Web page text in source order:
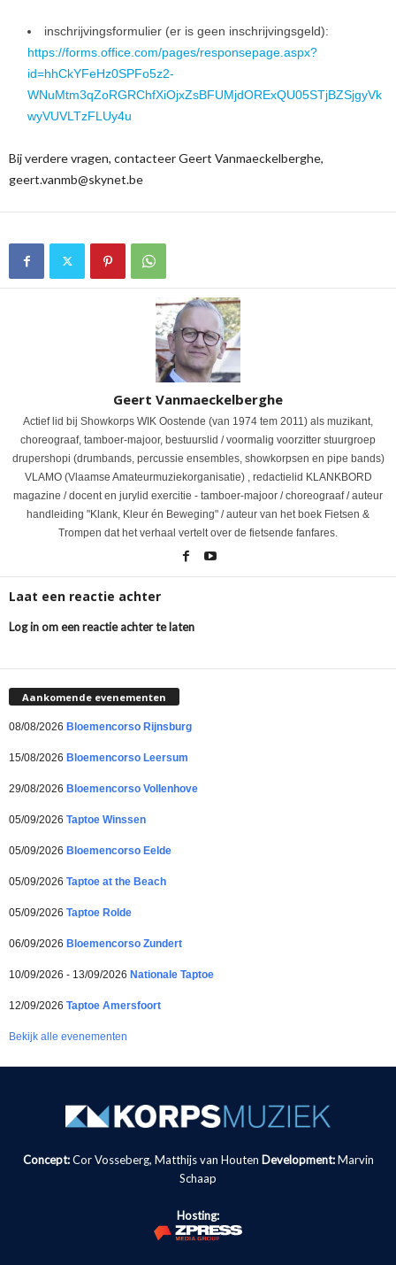
inschrijvingsformulier (er is geen inschrijvingsgeld):
https://forms.office.com/pages/responsepage.aspx?
id=hhCkYFeHz0SPFo5z2-
WNuMtm3qZoRGRChfXiOjxZsBFUMjdORExQU05STjBZSjgyVk
wyVUVLTzFLUy4u
Bij verdere vragen, contacteer Geert Vanmaeckelberghe,
geert.vanmb@skynet.be
Geert Vanmaeckelberghe
Actief lid bij Showkorps WIK Oostende (van 1974 tem 2011) als muzikant,
choreograaf, tamboer-majoor, bestuurslid / voormalig voorzitter stuurgroep
drupershopi (drumbands, percussie ensembles, showkorpsen en pipe bands)
VLAMO (Vlaamse Amateurmuziekorganisatie) , redactielid KLANKBORD
magazine / docent en jurylid exercitie - tamboer-majoor / choreograaf / auteur
handleiding "Klank, Kleur én Beweging" / auteur van het boek Fietsen &
Trompen dat het verhaal vertelt over de fietsende fanfares.
Laat een reactie achter
Log in om een reactie achter te laten
Aankomende evenementen
08/08/2026 Bloemencorso Rijnsburg
15/08/2026 Bloemencorso Leersum
29/08/2026 Bloemencorso Vollenhove
05/09/2026 Taptoe Winssen
05/09/2026 Bloemencorso Eelde
05/09/2026 Taptoe at the Beach
05/09/2026 Taptoe Rolde
06/09/2026 Bloemencorso Zundert
10/09/2026 - 13/09/2026 Nationale Taptoe
12/09/2026 Taptoe Amersfoort
Bekijk alle evenementen
Concept:Cor Vosseberg, Matthijs van Houten Development: Marvin
Schaap
Hosting: